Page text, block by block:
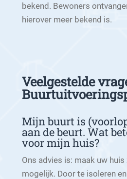
bekend. Bewoners
hierover meer bekend is.
Veelgestelde
Mijn buurt is
aan de beurt. Wat
voor mijn huis?
Ons advies is: maak uw
mogelijk. Door te isoleren